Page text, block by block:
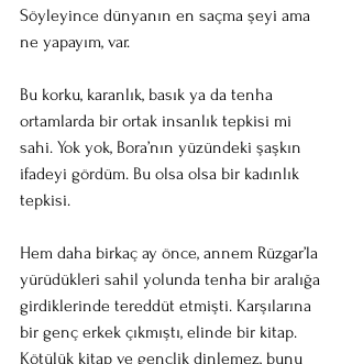
Söyleyince dünyanın en saçma şeyi ama
ne yapayım, var.
Bu korku, karanlık, basık ya da tenha
ortamlarda bir ortak insanlık tepkisi mi
sahi. Yok yok, Bora’nın yüzündeki şaşkın
ifadeyi gördüm. Bu olsa olsa bir kadınlık
tepkisi.
Hem daha birkaç ay önce, annem Rüzgar’la
yürüdükleri sahil yolunda tenha bir aralığa
girdiklerinde tereddüt etmişti. Karşılarına
bir genç erkek çıkmıştı, elinde bir kitap.
Kötülük kitap ve gençlik dinlemez, bunu